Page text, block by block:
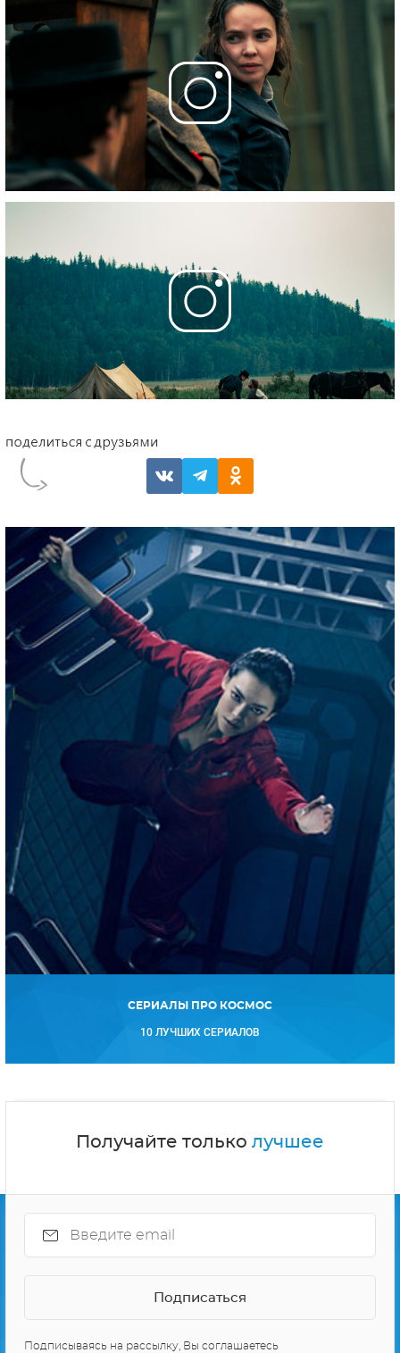
СЕРИАЛЫ ПРО КОСМОС
10 ЛУЧШИХ СЕРИАЛОВ
Получайте только лучшее
Подписываясь на рассылку, Вы соглашаетесь